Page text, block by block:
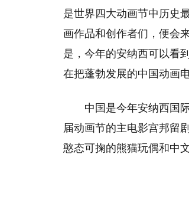
是世界四大动画节中历史
画作品和创作者们，便会
是，今年的安纳西可以看
在把蓬勃发展的中国动画
中国是今年安纳西国
届动画节的主电影宫邦留
憨态可掬的熊猫玩偶和中